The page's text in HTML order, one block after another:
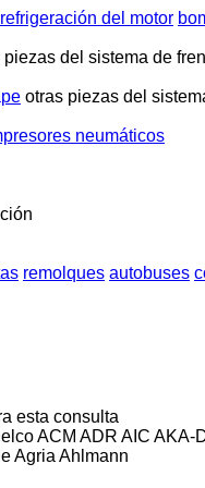
del motor
piezas del sistema de
otras piezas del
neumáticos
remolques autobuses
esta consulta
ACM ADR AIC AKA-
Agria Ahlmann